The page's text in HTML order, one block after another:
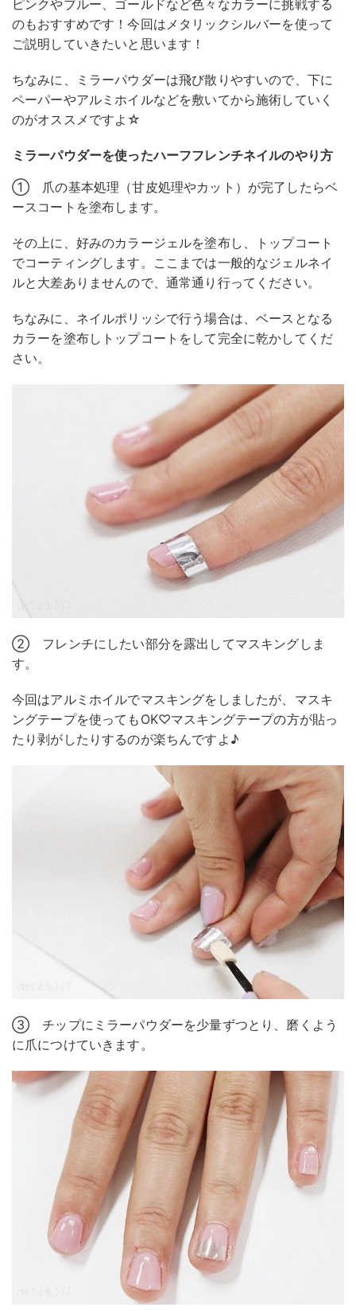
ピンクやブルー、ゴールドなど色々なカラーに挑戦する
のもおすすめです！今回はメタリックシルバーを使って
ご説明していきたいと思います！
ちなみに、ミラーパウダーは飛び散りやすいので、下に
ペーパーやアルミホイルなどを敷いてから施術していく
のがオススメですよ☆
ミラーパウダーを使ったハーフフレンチネイルのやり方
① 爪の基本処理（甘皮処理やカット）が完了したらベ
ースコートを塗布します。
その上に、好みのカラージェルを塗布し、トップコート
でコーティングします。ここまでは一般的なジェルネイ
ルと大差ありませんので、通常通り行ってください。
ちなみに、ネイルポリッシで行う場合は、ベースとなる
カラーを塗布しトップコートをして完全に乾かしてくだ
さい。
② フレンチにしたい部分を露出してマスキングしま
す。
今回はアルミホイルでマスキングをしましたが、マスキ
ングテープを使ってもOK♡マスキングテープの方が貼っ
たり剥がしたりするのが楽ちんですよ♪
③ チップにミラーパウダーを少量ずつとり、磨くよう
に爪につけていきます。